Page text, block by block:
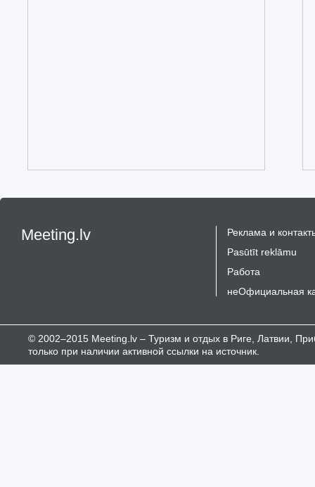
Meeting.lv
Реклама и
Pasūtīt reklāmu
Работа
неОфициальная
© 2002–2015 Meeting.lv – Туризм и отдых в Риге, Латвии,
только при наличии активной ссылки на источник.